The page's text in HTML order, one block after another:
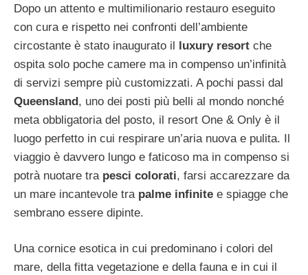
Dopo un attento e multimilionario restauro eseguito
con cura e rispetto nei confronti dell’ambiente
circostante è stato inaugurato il luxury resort che
ospita solo poche camere ma in compenso un’infinità
di servizi sempre più customizzati. A pochi passi dal
Queensland, uno dei posti più belli al mondo nonché
meta obbligatoria del posto, il resort One & Only è il
luogo perfetto in cui respirare un’aria nuova e pulita. Il
viaggio è davvero lungo e faticoso ma in compenso si
potrà nuotare tra pesci colorati, farsi accarezzare da
un mare incantevole trapalme infinite e spiagge che
sembrano essere dipinte.
Una cornice esotica in cui predominano i colori del
mare, della fitta vegetazione e della fauna e in cui il